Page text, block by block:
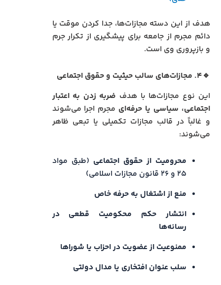
هدف از این دسته مجازات‌ها، جدا کردن موقت یا
دائم مجرم از جامعه برای پیشگیری از تکرار جرم
و بازپروری وی است.
🔹۴. مجازات‌های سالب حیثیت و حقوق اجتماعی
این نوع مجازات‌ها با هدف ضربه زدن به اعتبار
اجتماعی، سیاسی یا حرفه‌ای مجرم اجرا می‌شوند
و غالباً در قالب مجازات تکمیلی یا تبعی ظاهر
می‌شوند:
محرومیت از حقوق اجتماعی (طبق مواد
۲۵ و ۲۶ قانون مجازات اسلامی)
منع از اشتغال به حرفه خاص
انتشار حکم محکومیت قطعی در
رسانه‌ها
ممنوعیت از عضویت در احزاب یا شوراها
سلب عنوان افتخاری یا مدال دولتی